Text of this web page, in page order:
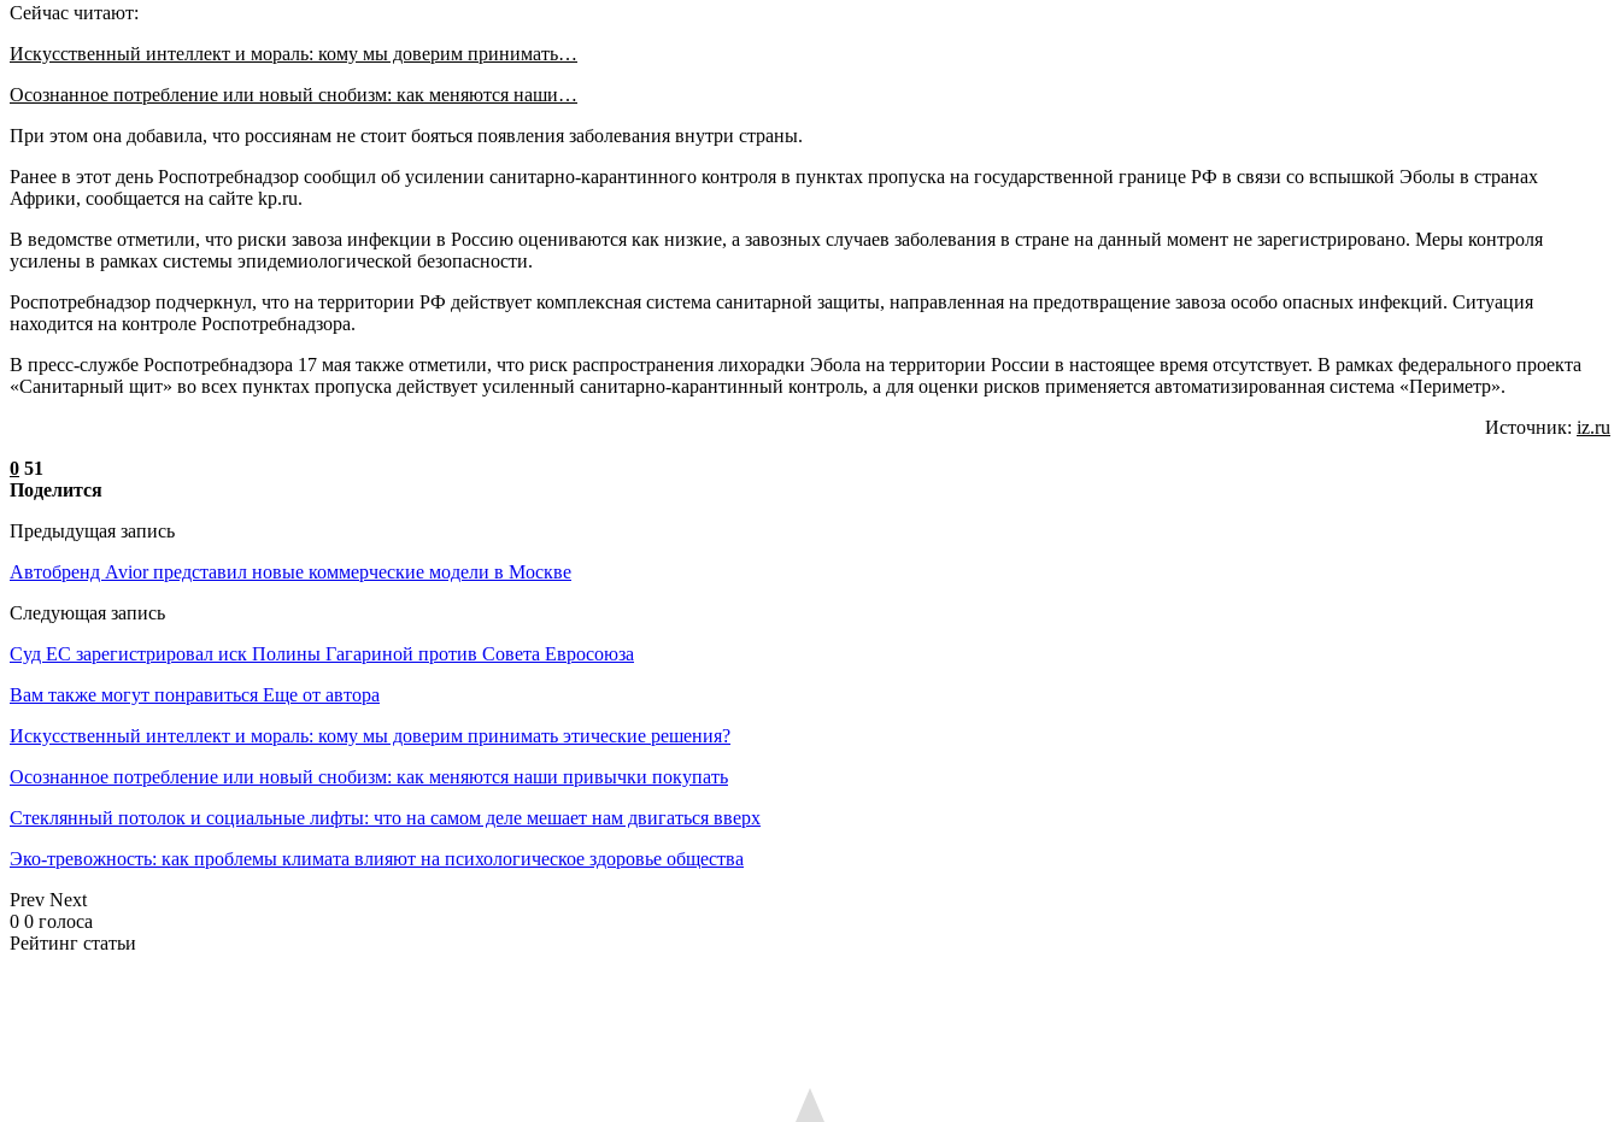
Сейчас читают:
Искусственный интеллект и мораль: кому мы доверим принимать…
Осознанное потребление или новый снобизм: как меняются наши…
При этом она добавила, что россиянам не стоит бояться появления заболевания внутри страны.
Ранее в этот день Роспотребнадзор сообщил об усилении санитарно-карантинного контроля в пунктах пропуска на государственной границе РФ в связи со вспышкой Эболы в странах
Африки, сообщается на сайте kp.ru.
В ведомстве отметили, что риски завоза инфекции в Россию оцениваются как низкие, а завозных случаев заболевания в стране на данный момент не зарегистрировано. Меры контроля
усилены в рамках системы эпидемиологической безопасности.
Роспотребнадзор подчеркнул, что на территории РФ действует комплексная система санитарной защиты, направленная на предотвращение завоза особо опасных инфекций. Ситуация
находится на контроле Роспотребнадзора.
В пресс-службе Роспотребнадзора 17 мая также отметили, что риск распространения лихорадки Эбола на территории России в настоящее время отсутствует. В рамках федерального проекта
«Санитарный щит» во всех пунктах пропуска действует усиленный санитарно-карантинный контроль, а для оценки рисков применяется автоматизированная система «Периметр».
Источник: iz.ru
0 51
Поделится
Предыдущая запись
Автобренд Avior представил новые коммерческие модели в Москве
Следующая запись
Суд ЕС зарегистрировал иск Полины Гагариной против Совета Евросоюза
Вам также могут понравиться Еще от автора
Искусственный интеллект и мораль: кому мы доверим принимать этические решения?
Осознанное потребление или новый снобизм: как меняются наши привычки покупать
Стеклянный потолок и социальные лифты: что на самом деле мешает нам двигаться вверх
Эко-тревожность: как проблемы климата влияют на психологическое здоровье общества
Prev Next
0 0 голоса
Рейтинг статьи